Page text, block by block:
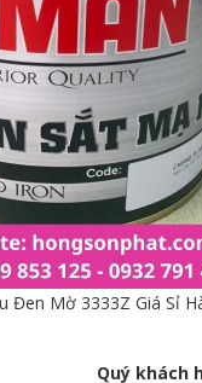
Đen Mờ 3333Z Giá Sỉ
Quý khách